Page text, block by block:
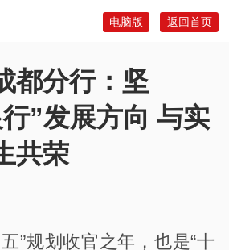
返回首页
电脑版
都分行：坚
”发展方向 与实
共荣
”规划收官之年，也是“十